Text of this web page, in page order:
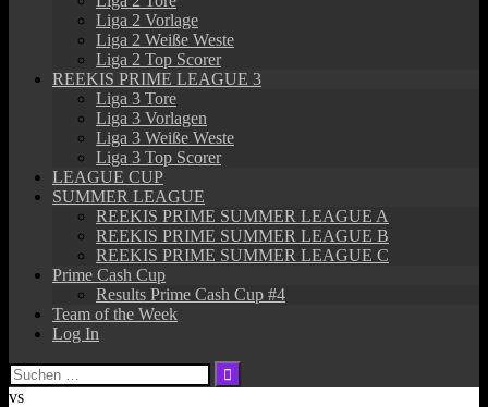
Liga 2 Vorlage
Liga 2 Weiße Weste
Liga 2 Top Scorer
REEKIS PRIME LEAGUE 3
Liga 3 Tore
Liga 3 Vorlagen
Liga 3 Weiße Weste
Liga 3 Top Scorer
LEAGUE CUP
SUMMER LEAGUE
REEKIS PRIME SUMMER LEAGUE A
REEKIS PRIME SUMMER LEAGUE B
REEKIS PRIME SUMMER LEAGUE C
Prime Cash Cup
Results Prime Cash Cup #4
Team of the Week
Log In
Suchen
nach:
vs